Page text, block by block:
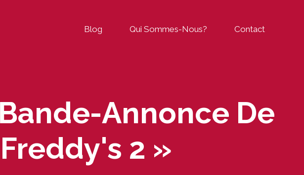
Blog Qui Sommes-Nous? Contact
Annonce De
2 »